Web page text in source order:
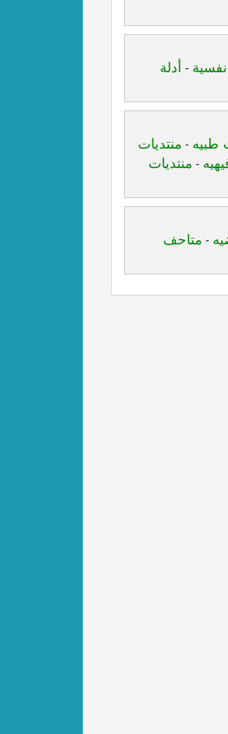
- أدلة
طبيه - منتديات
- منتديات
- متاحف